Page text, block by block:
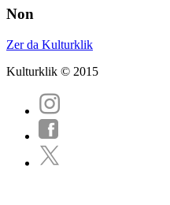
Non
Zer da Kulturklik
Kulturklik © 2015